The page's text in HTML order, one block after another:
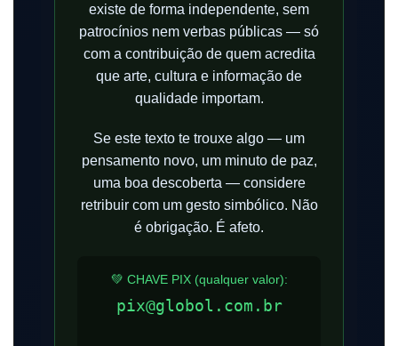
existe de forma independente, sem
patrocínios nem verbas públicas — só
com a contribuição de quem acredita
que arte, cultura e informação de
qualidade importam.
Se este texto te trouxe algo — um
pensamento novo, um minuto de paz,
uma boa descoberta — considere
retribuir com um gesto simbólico. Não
é obrigação. É afeto.
💚 CHAVE PIX (qualquer valor):
pix@globol.com.br